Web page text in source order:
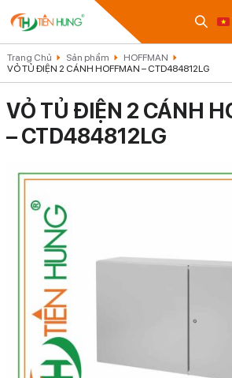
Trang Chủ Sản phẩm
HOFFMAN
VỎ TỦ ĐIỆN 2 CÁNH HOFFMAN – CTD484812LG
VỎ TỦ ĐIỆN 2 CÁNH
– CTD484812LG